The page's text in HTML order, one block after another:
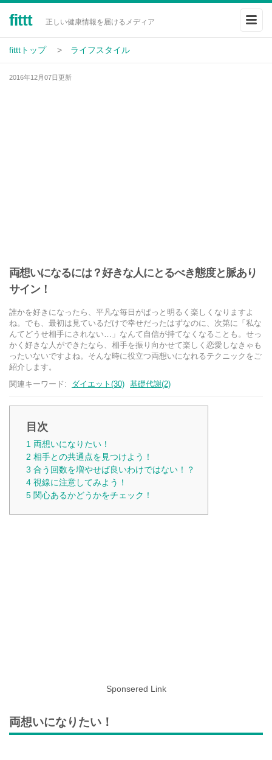
fittt 正しい健康情報を届けるメディア
fitttトップ ライフスタイル
2016年12月07日更新
両想いになるには？好きな人にとるべき態度と脈あり
サイン！
誰かを好きになったら、平凡な毎日がぱっと明るく楽しくなりますよ
ね。でも、最初は見ているだけで幸せだったはずなのに、次第に「私な
んてどうせ相手にされない…」なんて自信が持てなくなることも。せっ
かく好きな人ができたなら、相手を振り向かせて楽しく恋愛しなきゃも
ったいないですよね。そんな時に役立つ両想いになれるテクニックをご
紹介します。
関連キーワード: ダイエット(30) 基礎代謝(2)
目次
1 両想いになりたい！
2 相手との共通点を見つけよう！
3 合う回数を増やせば良いわけではない！？
4 視線に注意してみよう！
5 関心あるかどうかをチェック！
Sponsered Link
両想いになりたい！